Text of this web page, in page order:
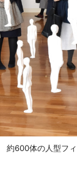
約600体の人型フ